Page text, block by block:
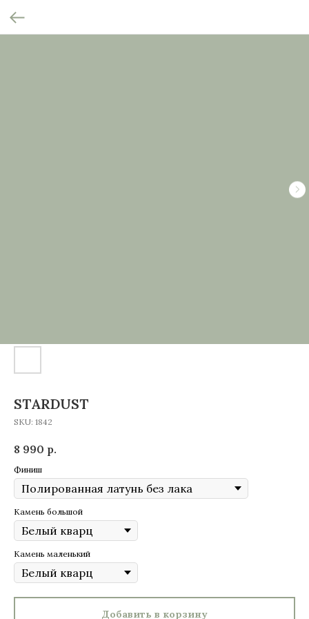
STARDUST
SKU: 1842
8 990 р.
Финиш
Камень большой
Камень маленький
Добавить в корзину